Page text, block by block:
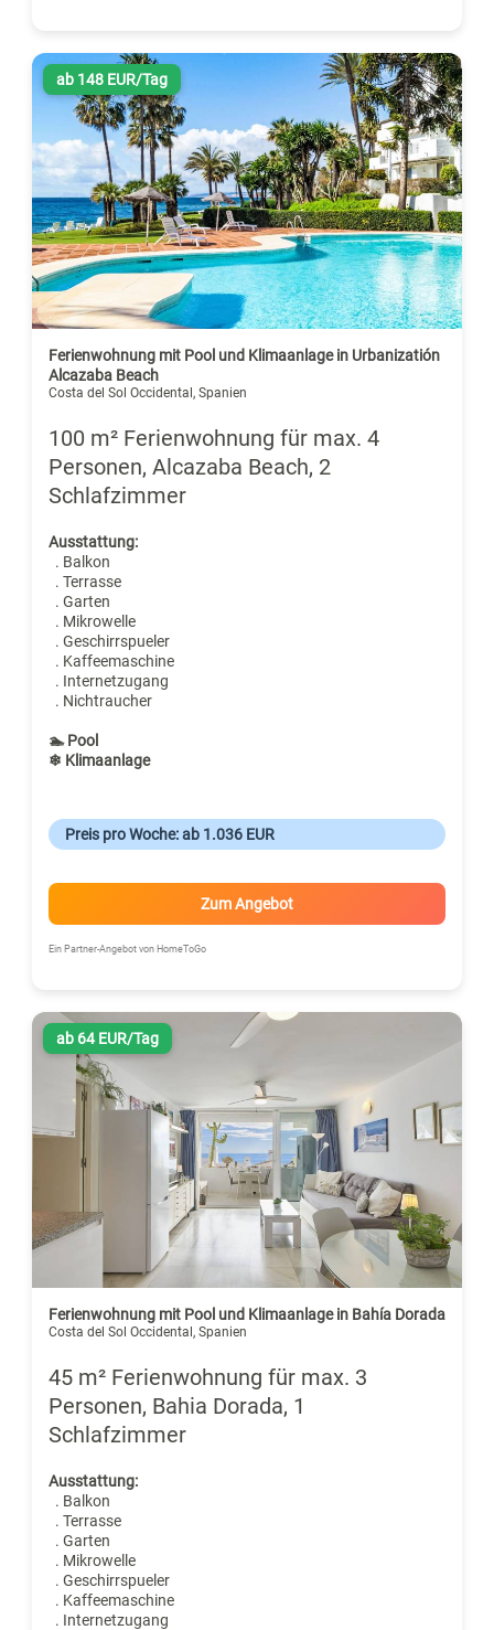
ab 148 EUR/Tag
Ferienwohnung mit Pool und Klimaanlage in Urbanizatión
Alcazaba Beach
Costa del Sol Occidental, Spanien
100 m² Ferienwohnung für max. 4
Personen, Alcazaba Beach, 2
Schlafzimmer
Ausstattung:
. Balkon
. Terrasse
. Garten
. Mikrowelle
. Geschirrspueler
. Kaffeemaschine
. Internetzugang
. Nichtraucher
🏊 Pool
❄ Klimaanlage
Preis pro Woche: ab 1.036 EUR
Zum Angebot
Ein Partner-Angebot von HomeToGo
ab 64 EUR/Tag
Ferienwohnung mit Pool und Klimaanlage in Bahía Dorada
Costa del Sol Occidental, Spanien
45 m² Ferienwohnung für max. 3
Personen, Bahia Dorada, 1
Schlafzimmer
Ausstattung:
. Balkon
. Terrasse
. Garten
. Mikrowelle
. Geschirrspueler
. Kaffeemaschine
. Internetzugang